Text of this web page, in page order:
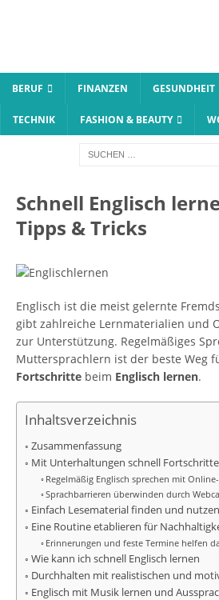
BERUF FINANZEN GESUNDHEIT
TECHNIK FASHION & BEAUTY
Schnell Englisch
Tipps & Tricks
Englisch ist die meist gelernte
gibt zahlreiche Lernmaterialien und
zur Unterstützung. Regelmäßiges
Muttersprachlern ist der beste Weg
Fortschritte beim Englisch lernen.
Inhaltsverzeichnis
Zusammenfassung
Mit Unterhaltungen schnell
Regelmäßig Englisch sprechen mit
Sprachbarrieren überwinden durch
Einfach Lesematerial finden und nutzen
Eine Routine etablieren für
Erinnerungen und feste Termine helfen
Wie kann ich schnell Englisch lernen
Durchhalten mit realistischen und
Englisch mit Musik lernen und